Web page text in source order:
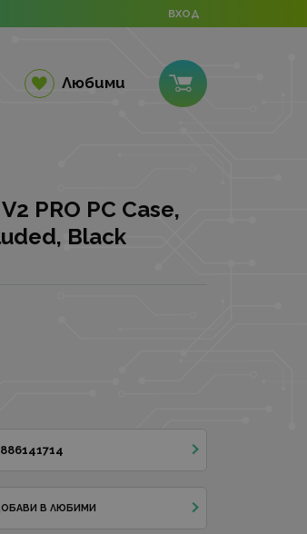
ВХОД
Любими
PRO PC Case,
Black
В ЛЮБИМИ